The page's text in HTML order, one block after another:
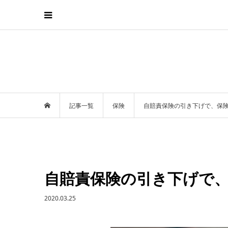
記事一覧 保険 自賠責保険の引き下げで、保
自賠責保険の引き下げで
2020.03.25